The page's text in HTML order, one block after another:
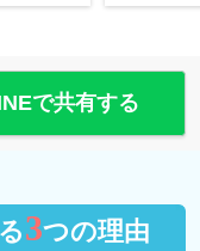
で共有する
3つの理由